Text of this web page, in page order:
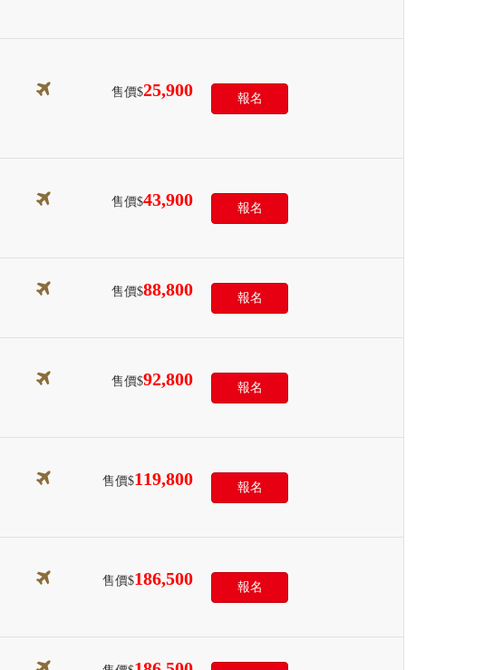
售價$25,900 報名
售價$43,900 報名
售價$88,800 報名
售價$92,800 報名
售價$119,800 報名
售價$186,500 報名